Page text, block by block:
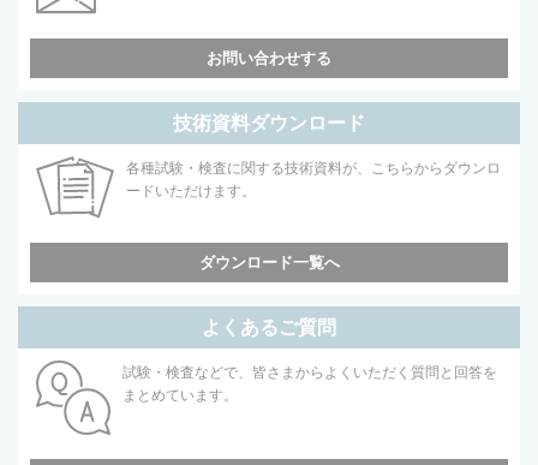
お問い合わせする
技術資料ダウンロード
各種試験・検査に関する技術資料が、こちらからダウンロ
ードいただけます。
ダウンロード一覧へ
よくあるご質問
試験・検査などで、皆さまからよくいただく質問と回答を
まとめています。